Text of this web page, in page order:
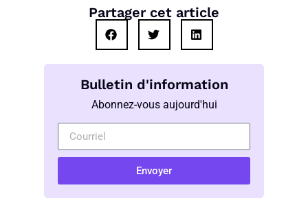
Partager cet article
Bulletin d'information
Abonnez-vous aujourd'hui
Envoyer